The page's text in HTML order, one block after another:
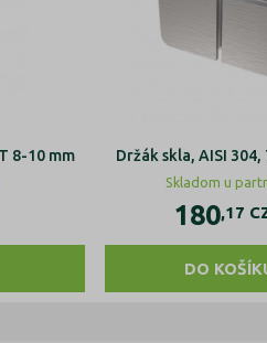
8-10 mm Držák skla, AISI 304,
Skladom u
180,17
DO